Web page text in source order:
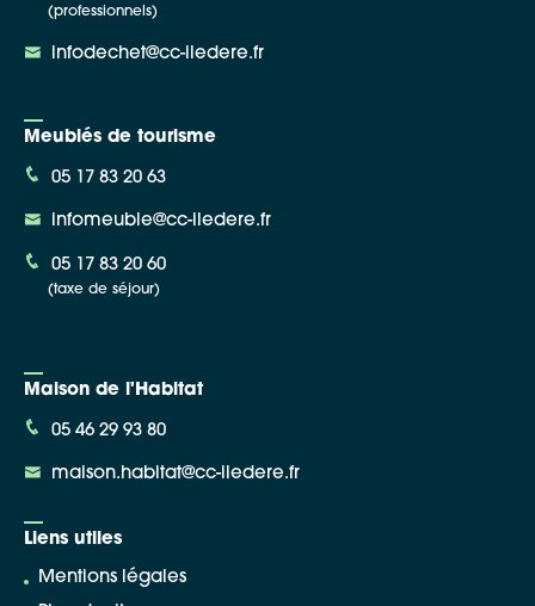
(professionnels)
infodechet@cc-iledere.fr
Meublés de tourisme
05 17 83 20 63
infomeuble@cc-iledere.fr
05 17 83 20 60
(taxe de séjour)
Maison de l'Habitat
05 46 29 93 80
maison.habitat@cc-iledere.fr
Liens utiles
Mentions légales